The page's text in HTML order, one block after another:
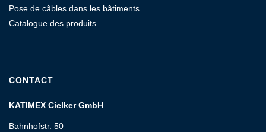
Pose de câbles dans les bâtiments
Catalogue des produits
CONTACT
KATIMEX Cielker GmbH
Bahnhofstr. 50